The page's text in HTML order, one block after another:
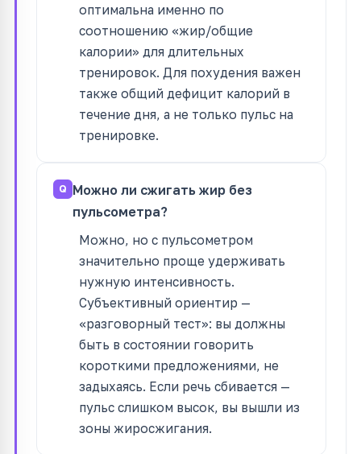
оптимальна именно по
соотношению «жир/общие
калории» для длительных
тренировок. Для похудения важен
также общий дефицит калорий в
течение дня, а не только пульс на
тренировке.
Можно ли сжигать жир без
пульсометра?
Можно, но с пульсометром
значительно проще удерживать
нужную интенсивность.
Субъективный ориентир —
«разговорный тест»: вы должны
быть в состоянии говорить
короткими предложениями, не
задыхаясь. Если речь сбивается —
пульс слишком высок, вы вышли из
зоны жиросжигания.